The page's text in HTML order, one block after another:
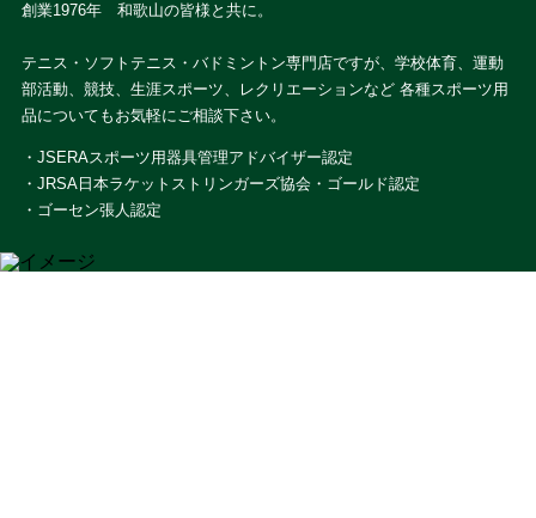
創業1976年 和歌山の皆様と共に。
テニス・ソフトテニス・バドミントン専門店ですが、学校体育、運動
部活動、競技、生涯スポーツ、レクリエーションなど 各種スポーツ用
品についてもお気軽にご相談下さい。
・JSERAスポーツ用器具管理アドバイザー認定
・JRSA日本ラケットストリンガーズ協会・ゴールド認定
・ゴーセン張人認定